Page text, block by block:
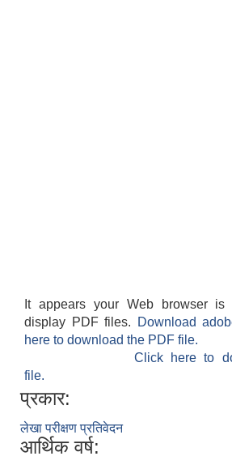
It appears your Web browser is
display PDF files.
Download
here to download the PDF file.
Click here to
file.
प्रकार:
लेखा परीक्षण प्रतिवेदन
आर्थिक वर्ष: